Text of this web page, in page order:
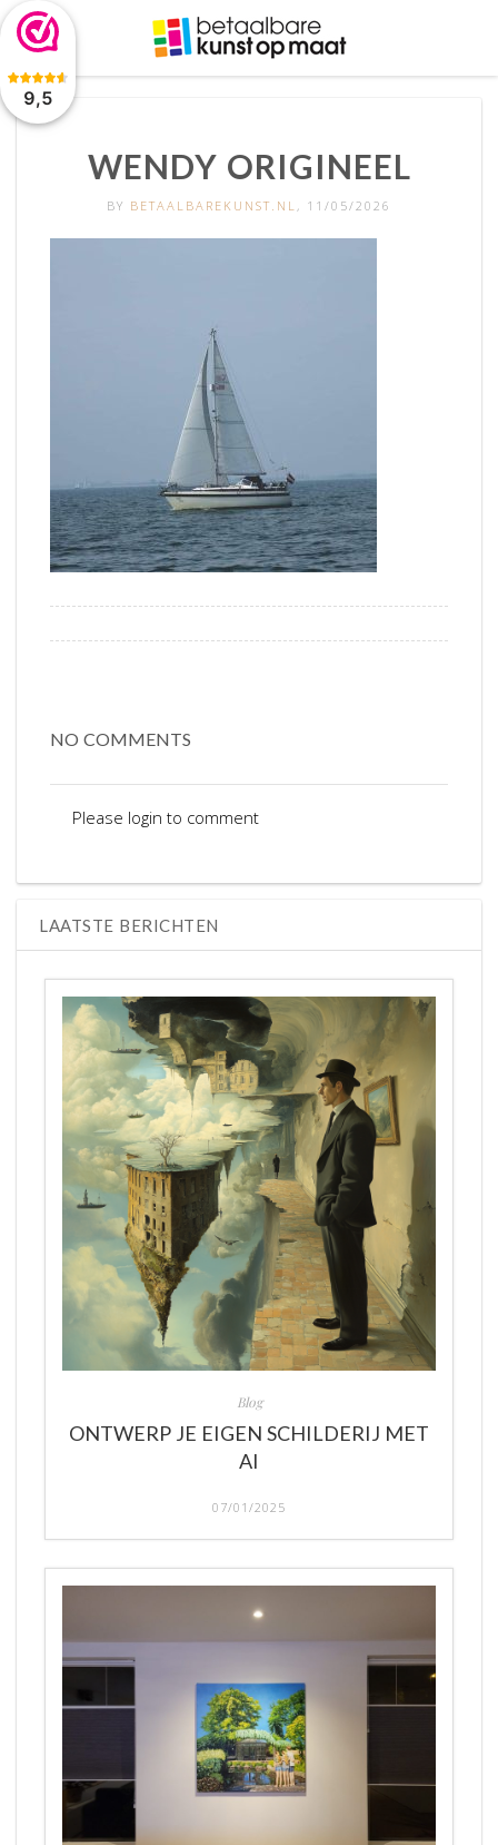
9,5
WENDY ORIGINEEL
BY BETAALBAREKUNST.NL , 11/05/2026
NO COMMENTS
Please login to comment
LAATSTE BERICHTEN
Blog
ONTWERP JE EIGEN SCHILDERIJ MET
AI
07/01/2025
De waardering van www.betaalbarekunst.nl bij
is 9.5/10 gebaseerd op 2045 reviews.